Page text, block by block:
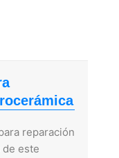
reparación
de este